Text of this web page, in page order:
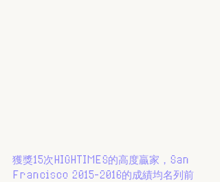
獲獎15次HIGHTIMES的高度贏家，San
Francisco 2015-2016的成績均名列前